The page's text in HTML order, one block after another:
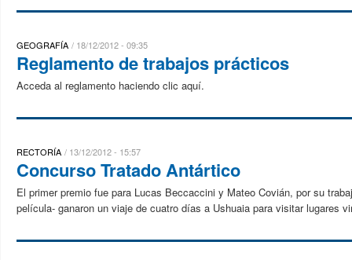
GEOGRAFÍA 18/12/2012 - 09:35
Reglamento de trabajos prácticos
Acceda al reglamento haciendo clic aquí.
RECTORÍA 13/12/2012 - 15:57
Concurso Tratado Antártico
El primer premio fue para Lucas Beccaccini y Mateo Covián, por su
película- ganaron un viaje de cuatro días a Ushuaia para visitar lugares